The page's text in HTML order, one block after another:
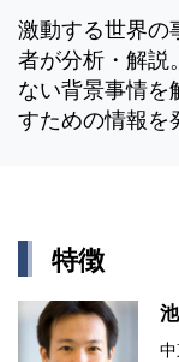
激動する世界の
者が分析・解説
ない背景事情を
すための情報を
特徴